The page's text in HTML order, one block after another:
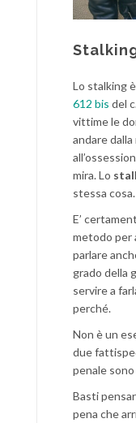
Lo stalking
612 bis del
vittime le
andare
mira. Lo
stessa cosa.
E’
metodo per
parlare
grado della
servire a
perché.
Non è un
due
penale
Basti
pena che